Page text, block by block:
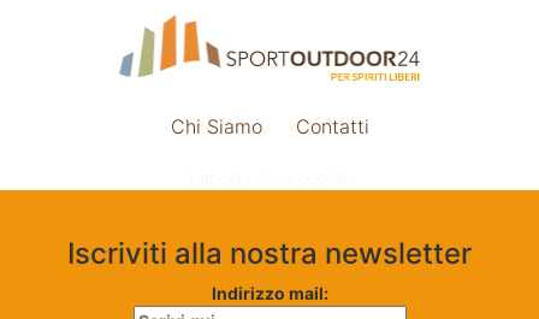
Chi Siamo Contatti
Iscriviti alla nostra newsletter
Indirizzo mail: